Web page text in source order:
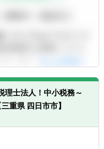
理士法人！中小税務～
重県 四日市市】